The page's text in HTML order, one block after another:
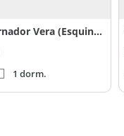
Rosales y Gobernador Vera (Esquina) - Funes
1 dorm.